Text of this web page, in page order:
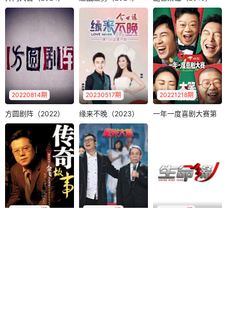
2025-11-10：1110 2025-11-09：1109
2025-11-07：1107
2025-11-06：1106 2025-11-05：1105
2025-11-03：1103
2025-11-02：1102 2025-11-01：1101
2025-10-31：1031 2025-10-30：1030
2025-10-29：1029 2025-10-28：1028
2025-10-27：1027 2025-10-26：1026
2025-10-25：1025 2025-10-24：1024
2025-10-23：1023
尼格买提
全新推出的大型益
智游戏类综艺节..
《越战越勇》节目
面向全国寻找爱唱
歌、唱歌好的普通
人，经过筛选，..
单田芳电视绝版评
书—乱世枭雄，爱
奇艺12月27日起每
周三12:..
20220814期
方圆剧阵（2022）
《方圆剧阵》是CC
TV-12社会与法频道
一档社会纪实剧情
栏目，..
方圆剧阵（2022）
20230517期
缘来不晚（2023）
《缘来不晚》是江
苏综艺频道一档大
型代际相亲交友类
节目，每周五晚..
缘来不晚（2023）
20221218期
一年一度喜剧大赛第二季
赛第2季》是由爱奇
艺出品、米未联合
一年一度喜剧大赛第
20221230期 20221224期 20181112期